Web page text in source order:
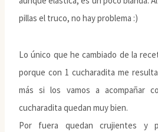
pillas el truco, no hay problema :)
Lo único que he cambiado de la
porque con 1 cucharadita me
más si los vamos a acompañar
cucharadita quedan muy bien.
Por fuera quedan crujientes y